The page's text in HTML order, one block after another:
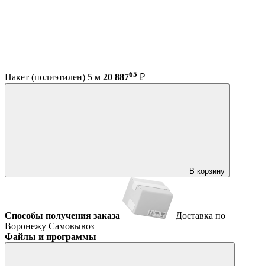
Пакет (полиэтилен) 5 м 20 88765 ₽
В корзину
Способы получения заказа
Доставка по
Воронежу Самовывоз
Файлы и программы